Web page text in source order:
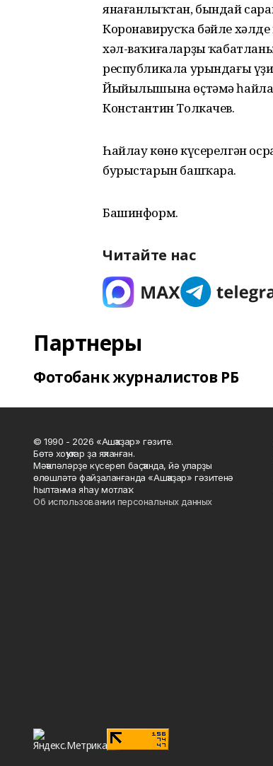
янағанлыҡтан, бындай
Коронавирусҡа бәйле
хәл-ваҡиғаларҙың
республикала урындағы
Йыйылышына өҫтәмә
Константин Толкачев.
Һайлау көнө күсерелгән
бурыстарын башҡара.
Башинформ.
Читайте нас
Партнеры
Фотобанк журналистов РБ
© 1990 - 2026 «Ашҡаҙар» гәзите.
Бөтә хоҡуҡтар ҙа яҡланған.
Мәҡәләләрҙе күсереп баҫҡанда, йә уларҙы
өлөшләтә файҙаланғанда «Ашҡаҙар» гәзитенә
һылтанма яһау мотлаҡ.
Об использовании персональных данных